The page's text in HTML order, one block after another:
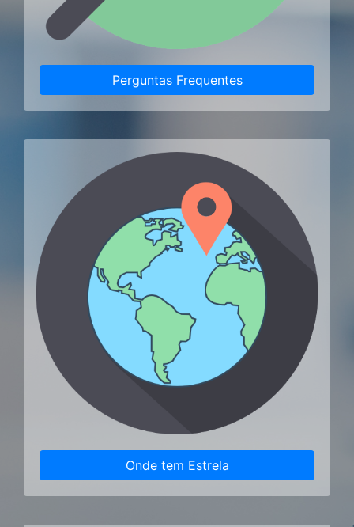
Perguntas Frequentes
Onde tem Estrela